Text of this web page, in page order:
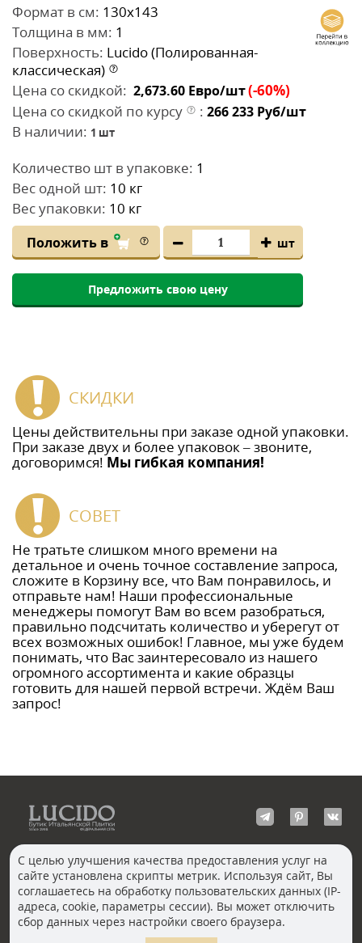
Формат в см: 130x143
Толщина в мм: 1
Поверхность: Lucido (Полированная-
классическая)
Цена со скидкой: 2,673.60 Евро/шт(-60%)
Цена со скидкой по курсу
: 266 233 Руб/шт
В наличии: 1 шт
Количество шт в упаковке: 1
Вес одной шт: 10 кг
Вес упаковки: 10 кг
Положить в шт
Предложить свою цену
СКИДКИ
Цены действительны при заказе одной упаковки.
При заказе двух и более упаковок – звоните,
договоримся!Мы гибкая компания!
СОВЕТ
Не тратьте слишком много времени на
детальное и очень точное составление запроса,
сложите в Корзину все, что Вам понравилось, и
отправьте нам! Наши профессиональные
менеджеры помогут Вам во всем разобраться,
правильно подсчитать количество и уберегут от
всех возможных ошибок! Главное, мы уже будем
понимать, что Вас заинтересовало из нашего
огромного ассортимента и какие образцы
готовить для нашей первой встречи. Ждём Ваш
запрос!
КОНТАКТЫ
Москва, Пречистенка
Волгоград
Екатеринбург
Казань
Новосибирск
С целью улучшения качества предоставления услуг на
сайте установлена скрипты метрик. Используя сайт, Вы
соглашаетесь на обработку пользовательских данных (IP-
адреса, cookie, параметры сессии). Вы может отключить
сбор данных через настройки своего браузера.